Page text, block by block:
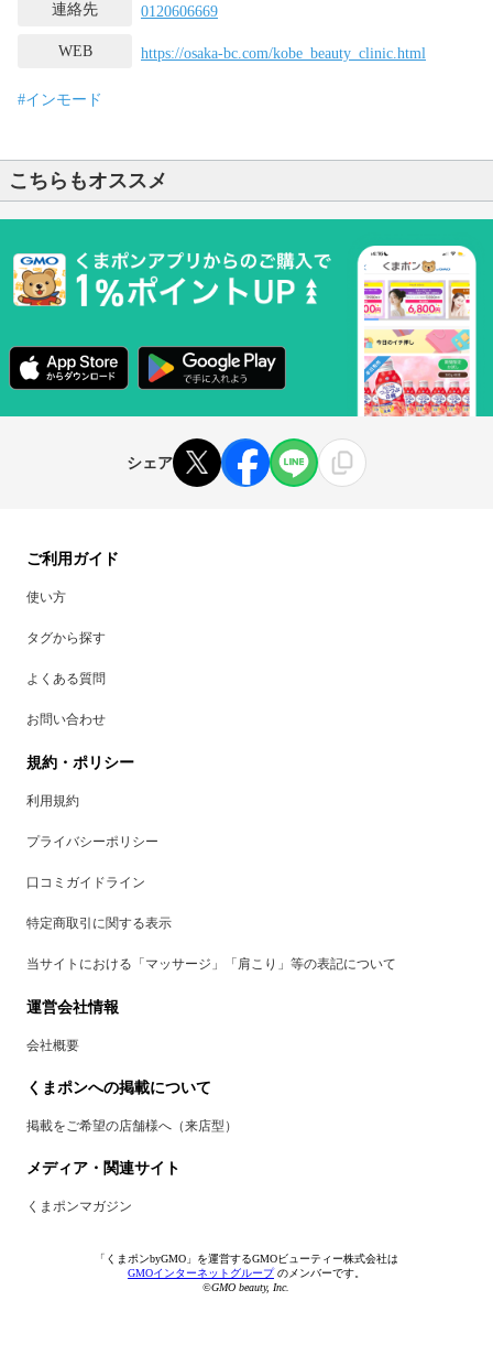
連絡先 0120606669
WEB https://osaka-bc.com/kobe_beauty_clinic.html
#インモード
こちらもオススメ
シェア
ご利用ガイド
使い方
タグから探す
よくある質問
お問い合わせ
規約・ポリシー
利用規約
プライバシーポリシー
口コミガイドライン
特定商取引に関する表示
当サイトにおける「マッサージ」「肩こり」等の表記について
運営会社情報
会社概要
くまポンへの掲載について
掲載をご希望の店舗様へ（来店型）
メディア・関連サイト
くまポンマガジン
「くまポンbyGMO」を運営するGMOビューティー株式会社は
GMOインターネットグループのメンバーです。
©GMO beauty, Inc.